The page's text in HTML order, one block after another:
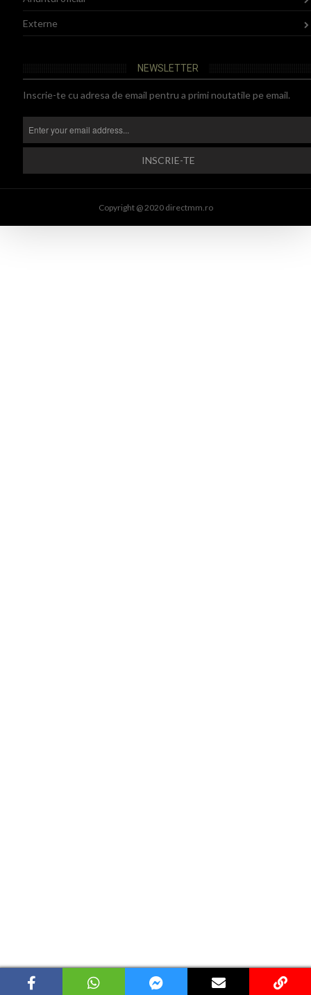
Externe
NEWSLETTER
Inscrie-te cu adresa de email pentru a primi noutatile pe email.
Copyright @ 2020 directmm.ro